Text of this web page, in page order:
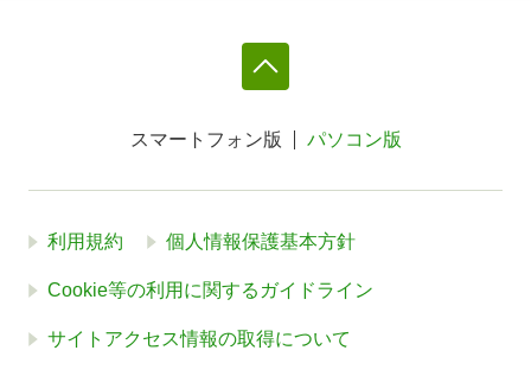
スマートフォン版 パソコン版
利用規約 個人情報保護基本方針
Cookie等の利用に関するガイドライン
サイトアクセス情報の取得について